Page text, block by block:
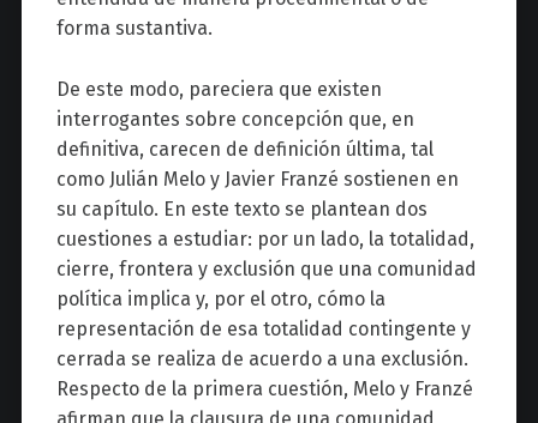
forma sustantiva.
De este modo, pareciera que existen
interrogantes sobre concepción que, en
definitiva, carecen de definición última, tal
como Julián Melo y Javier Franzé sostienen en
su capítulo. En este texto se plantean dos
cuestiones a estudiar: por un lado, la totalidad,
cierre, frontera y exclusión que una comunidad
política implica y, por el otro, cómo la
representación de esa totalidad contingente y
cerrada se realiza de acuerdo a una exclusión.
Respecto de la primera cuestión, Melo y Franzé